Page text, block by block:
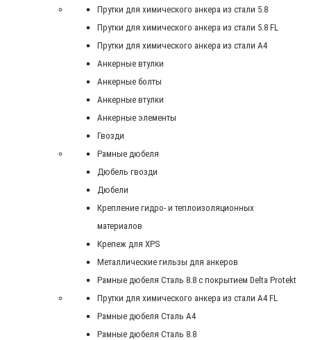
Прутки для химического анкера из стали 5.8
Прутки для химического анкера из стали 5.8 FL
Прутки для химического анкера из стали А4
Анкерные втулки
Анкерные болты
Анкерные втулки
Анкерные элементы
Гвозди
Рамные дюбеля
Дюбель гвозди
Дюбели
Крепление гидро- и теплоизоляционных
материалов
Крепеж для XPS
Металлические гильзы для анкеров
Рамные дюбеля Сталь 8.8 с покрытием Delta Protekt
Прутки для химического анкера из стали А4 FL
Рамные дюбеля Сталь A4
Рамные дюбеля Сталь 8.8